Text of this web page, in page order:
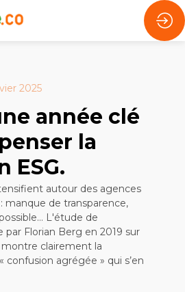
2025
année clé
la
ESG.
autour des agences
manque de transparence,
L'étude de
par Florian Berg en 2019 sur
clairement la
confusion agrégée » qui s’en